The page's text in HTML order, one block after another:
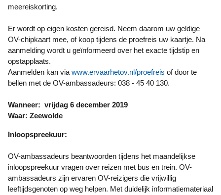
meereiskorting.
Er wordt op eigen kosten gereisd. Neem daarom uw geldige
OV-chipkaart mee, of koop tijdens de proefreis uw kaartje. Na
aanmelding wordt u geïnformeerd over het exacte tijdstip en
opstapplaats.
Aanmelden kan via www.ervaarhetov.nl/proefreis of door te
bellen met de OV-ambassadeurs: 038 - 45 40 130.
Wanneer: vrijdag 6 december 2019
Waar: Zeewolde
Inloopspreekuur:
OV-ambassadeurs beantwoorden tijdens het maandelijkse
inloopspreekuur vragen over reizen met bus en trein. OV-
ambassadeurs zijn ervaren OV-reizigers die vrijwillig
leeftijdsgenoten op weg helpen. Met duidelijk informatiemateriaal